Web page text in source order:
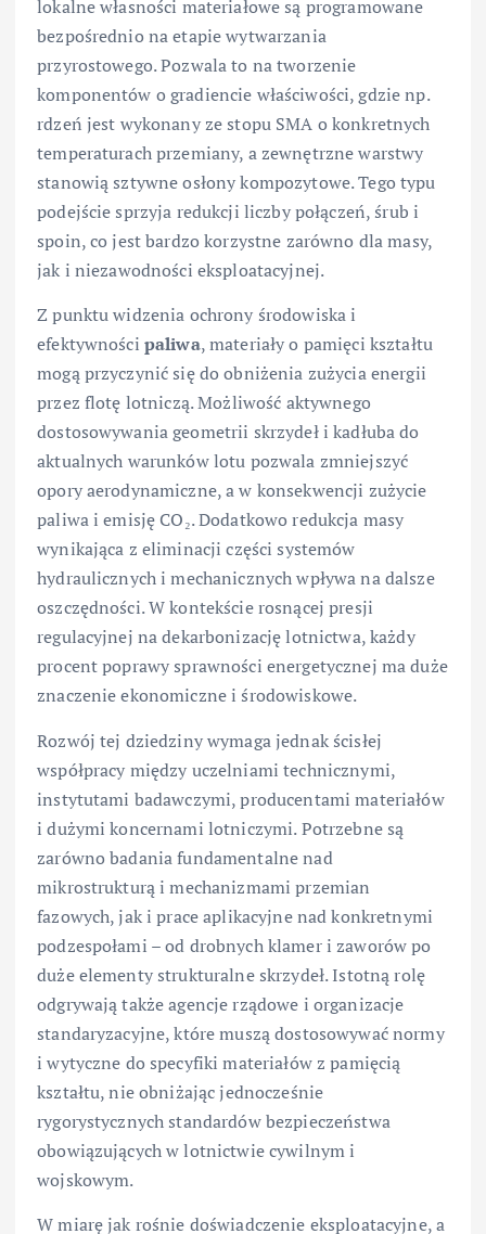
lokalne własności materiałowe są programowane
bezpośrednio na etapie wytwarzania
przyrostowego. Pozwala to na tworzenie
komponentów o gradiencie właściwości, gdzie np.
rdzeń jest wykonany ze stopu SMA o konkretnych
temperaturach przemiany, a zewnętrzne warstwy
stanowią sztywne osłony kompozytowe. Tego typu
podejście sprzyja redukcji liczby połączeń, śrub i
spoin, co jest bardzo korzystne zarówno dla masy,
jak i niezawodności eksploatacyjnej.
Z punktu widzenia ochrony środowiska i
efektywności paliwa, materiały o pamięci kształtu
mogą przyczynić się do obniżenia zużycia energii
przez flotę lotniczą. Możliwość aktywnego
dostosowywania geometrii skrzydeł i kadłuba do
aktualnych warunków lotu pozwala zmniejszyć
opory aerodynamiczne, a w konsekwencji zużycie
paliwa i emisję CO₂. Dodatkowo redukcja masy
wynikająca z eliminacji części systemów
hydraulicznych i mechanicznych wpływa na dalsze
oszczędności. W kontekście rosnącej presji
regulacyjnej na dekarbonizację lotnictwa, każdy
procent poprawy sprawności energetycznej ma duże
znaczenie ekonomiczne i środowiskowe.
Rozwój tej dziedziny wymaga jednak ścisłej
współpracy między uczelniami technicznymi,
instytutami badawczymi, producentami materiałów
i dużymi koncernami lotniczymi. Potrzebne są
zarówno badania fundamentalne nad
mikrostrukturą i mechanizmami przemian
fazowych, jak i prace aplikacyjne nad konkretnymi
podzespołami – od drobnych klamer i zaworów po
duże elementy strukturalne skrzydeł. Istotną rolę
odgrywają także agencje rządowe i organizacje
standaryzacyjne, które muszą dostosowywać normy
i wytyczne do specyfiki materiałów z pamięcią
kształtu, nie obniżając jednocześnie
rygorystycznych standardów bezpieczeństwa
obowiązujących w lotnictwie cywilnym i
wojskowym.
W miarę jak rośnie doświadczenie eksploatacyjne, a